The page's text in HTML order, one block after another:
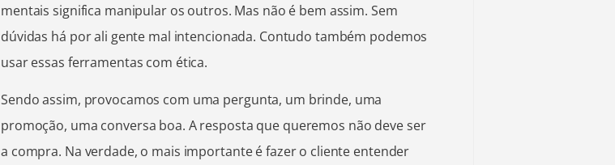
mentais significa manipular os outros. Mas não é bem assim. Sem
dúvidas há por ali gente mal intencionada. Contudo também podemos
usar essas ferramentas com ética.
Sendo assim, provocamos com uma pergunta, um brinde, uma
promoção, uma conversa boa. A resposta que queremos não deve ser
a compra. Na verdade, o mais importante é fazer o cliente entender